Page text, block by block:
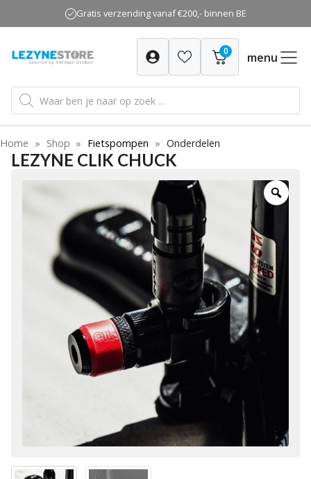
naar
inhoud
Gratis verzending vanaf €200,- binnen BE
0 menu
Producten
zoeken
Home » Shop » Fietspompen » Onderdelen
LEZYNE CLIK CHUCK